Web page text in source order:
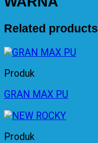
Related products
Produk
GRAN MAX PU
Produk